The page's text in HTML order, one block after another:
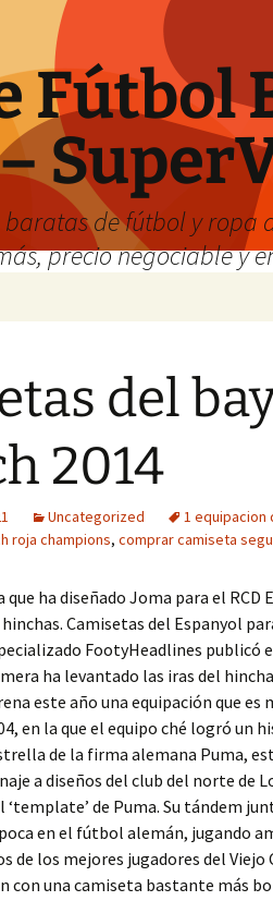
Fútbol
de fútbol y ropa
precio negociable y
del
2014
Uncategorized 1 equipacion
roja champions, comprar camiseta
que ha diseñado Joma para el RCD
Camisetas del Espanyol
FootyHeadlines publicó
ha levantado las iras del
este año una equipación que es
en la que el equipo ché logró un
de la firma alemana Puma,
a diseños del club del norte de
‘template’ de Puma. Su tándem
en el fútbol alemán, jugando
de los mejores jugadores del
con una camiseta bastante más